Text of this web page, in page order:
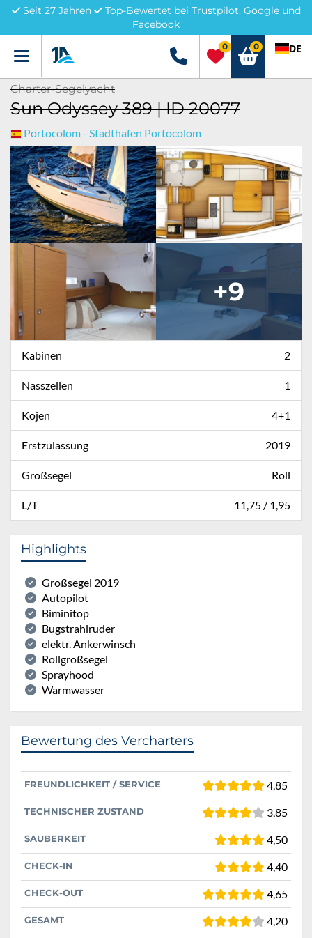
Seit 27 Jahren
Top-Bewertet bei Trustpilot, Google und
Facebook
Menü +49 5741 3222690
0 0 DE
Charter-Segelyacht
Sun Odyssey 389 | ID 20077
Portocolom - Stadthafen Portocolom
+9
Kabinen 2
Nasszellen 1
Kojen 4+1
Erstzulassung 2019
Großsegel Roll
L/T 11,75 / 1,95
Highlights
Großsegel 2019
Autopilot
Biminitop
Bugstrahlruder
elektr. Ankerwinsch
Rollgroßsegel
Sprayhood
Warmwasser
Bewertung des Vercharters
FREUNDLICHKEIT / SERVICE 4,85
TECHNISCHER ZUSTAND 3,85
SAUBERKEIT 4,50
CHECK-IN 4,40
CHECK-OUT 4,65
GESAMT 4,20